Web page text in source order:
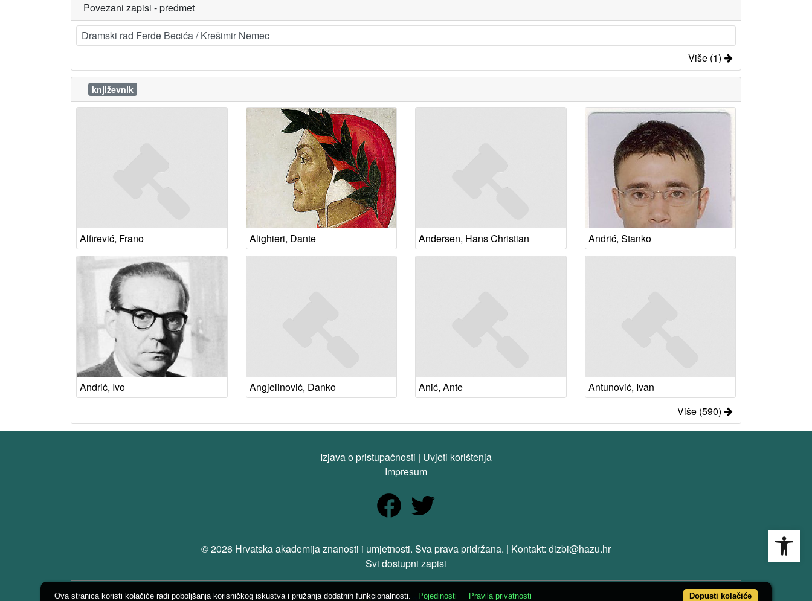
Povezani zapisi - predmet
Dramski rad Ferde Becića / Krešimir Nemec
Više (1)
književnik
Alfirević, Frano Alighieri, Dante Andersen, Hans Christian Andrić, Stanko
Andrić, Ivo Angjelinović, Danko Anić, Ante
Antunović, Ivan
Više (590)
Izjava o pristupačnosti | Uvjeti korištenja
Impresum
© 2026 Hrvatska akademija znanosti i umjetnosti. Sva prava pridržana. | Kontakt: dizbi@hazu.hr
Svi dostupni zapisi
Ova stranica koristi kolačiće radi poboljšanja korisničkog iskustva i pružanja dodatnih funkcionalnosti. Pojedinosti Pravila privatnosti Dopusti kolačiće